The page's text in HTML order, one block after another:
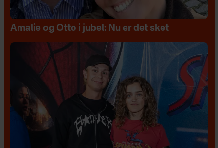
Amalie og Otto i jubel: Nu er det sket